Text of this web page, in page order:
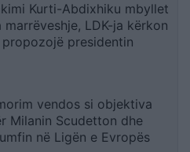
Kurti-Abdixhiku mbyllet
marrëveshje, LDK-ja kërkon
presidentin
vendos si objektiva
Milanin Scudetton dhe
në Ligën e Evropës